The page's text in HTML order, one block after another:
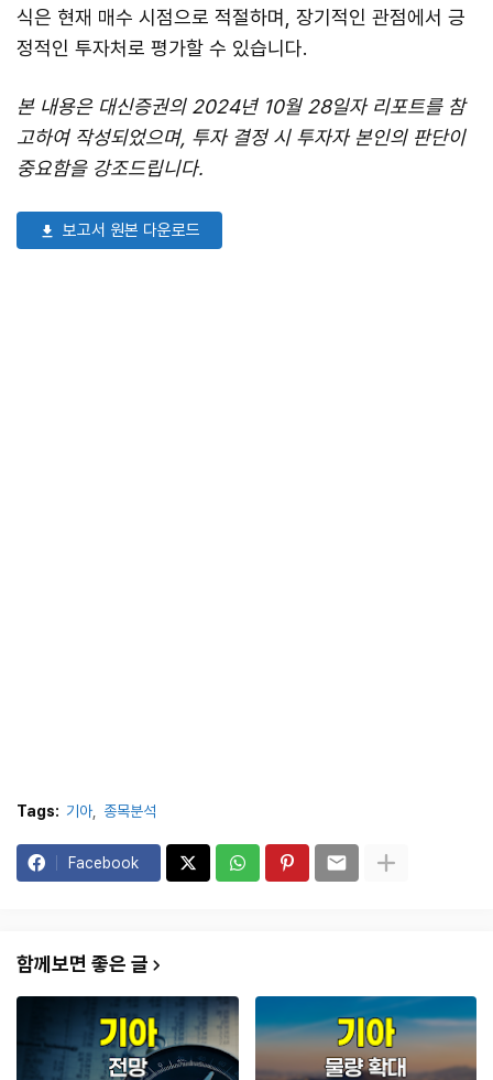
식은 현재 매수 시점으로 적절하며, 장기적인 관점에서 긍
정적인 투자처로 평가할 수 있습니다.
본 내용은 대신증권의 2024년 10월 28일자 리포트를 참
고하여 작성되었으며, 투자 결정 시 투자자 본인의 판단이
중요함을 강조드립니다.
보고서 원본 다운로드
Tags: 기아 종목분석
Facebook
함께보면 좋은 글